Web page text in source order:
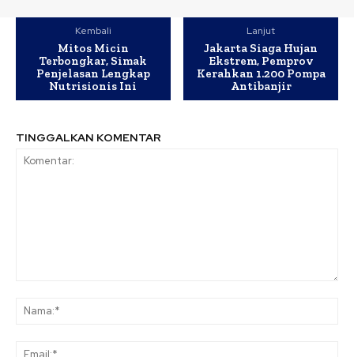
Kembali
Mitos Micin
Terbongkar, Simak
Penjelasan Lengkap
Nutrisionis Ini
Lanjut
Jakarta Siaga Hujan
Ekstrem, Pemprov
Kerahkan 1.200 Pompa
Antibanjir
TINGGALKAN KOMENTAR